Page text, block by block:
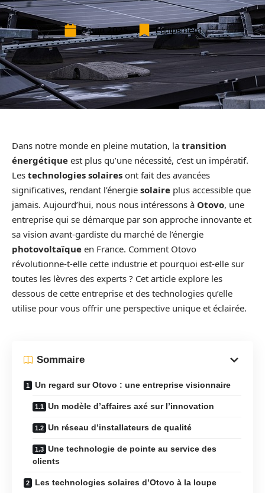
6 juin 2025 Equipement
Dans notre monde en pleine mutation, la transition
énergétique est plus qu’une nécessité, c’est un impératif.
Les technologies solaires ont fait des avancées
significatives, rendant l’énergie solaire plus accessible que
jamais. Aujourd’hui, nous nous intéressons à Otovo, une
entreprise qui se démarque par son approche innovante et
sa vision avant-gardiste du marché de l’énergie
photovoltaïque en France. Comment Otovo
révolutionne-t-elle cette industrie et pourquoi est-elle sur
toutes les lèvres des experts ? Cet article explore les
dessous de cette entreprise et des technologies qu’elle
utilise pour vous offrir une perspective unique et éclairée.
Sommaire
Un regard sur Otovo : une entreprise visionnaire
Un modèle d’affaires axé sur l’innovation
Un réseau d’installateurs de qualité
Une technologie de pointe au service des
clients
Les technologies solaires d’Otovo à la loupe